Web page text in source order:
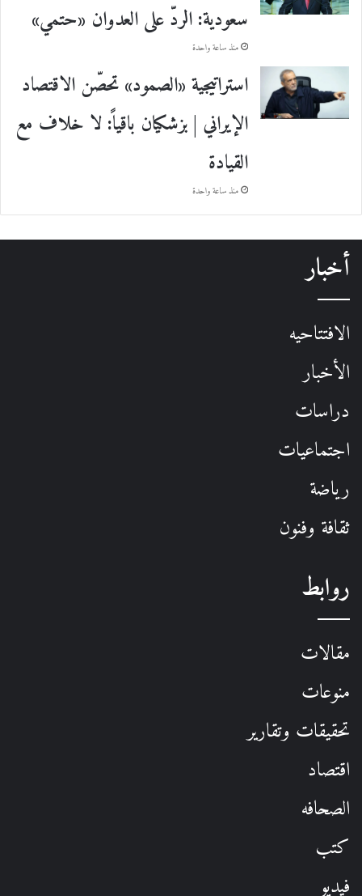
سعودية: الردّ على العدوان «حتمي»
منذ ساعة واحدة
استراتيجية «الصمود» تحصّن الاقتصاد
الإيراني | بزشكيان باقياً: لا خلاف مع
القيادة
منذ ساعة واحدة
أخبار
الافتتاحيه
الأخبار
دراسات
اجتماعيات
رياضة
ثقافة وفنون
روابط
مقالات
منوعات
تحقيقات وتقارير
اقتصاد
الصحافه
كتب
فيديو